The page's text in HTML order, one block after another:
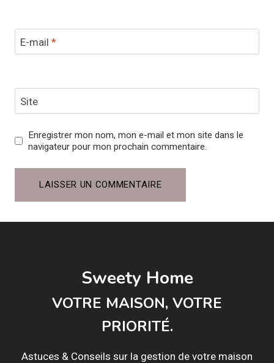
E-mail *
Site
Enregistrer mon nom, mon e-mail et mon site dans le
navigateur pour mon prochain commentaire.
Sweety Home
VOTRE MAISON, VOTRE
PRIORITÉ.
Astuces & Conseils sur la gestion de votre maison